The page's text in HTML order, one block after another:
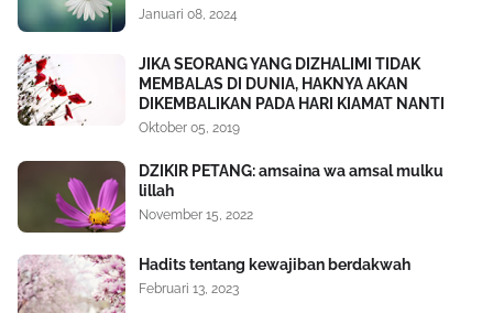
Januari 08, 2024
JIKA SEORANG YANG DIZHALIMI TIDAK
MEMBALAS DI DUNIA, HAKNYA AKAN
DIKEMBALIKAN PADA HARI KIAMAT NANTI
Oktober 05, 2019
DZIKIR PETANG: amsaina wa amsal mulku
lillah
November 15, 2022
Hadits tentang kewajiban berdakwah
Februari 13, 2023